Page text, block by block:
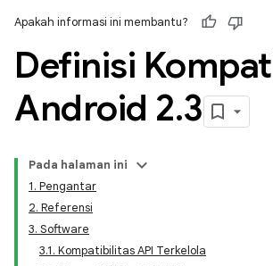
Apakah informasi ini membantu?
Definisi
Android 2.3
Pada halaman ini
1. Pengantar
2. Referensi
3. Software
3.1. Kompatibilitas API Terkelola